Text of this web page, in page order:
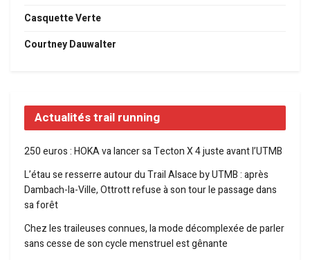
Casquette Verte
Courtney Dauwalter
Actualités trail running
250 euros : HOKA va lancer sa Tecton X 4 juste avant l’UTMB
L’étau se resserre autour du Trail Alsace by UTMB : après
Dambach-la-Ville, Ottrott refuse à son tour le passage dans
sa forêt
Chez les traileuses connues, la mode décomplexée de parler
sans cesse de son cycle menstruel est gênante